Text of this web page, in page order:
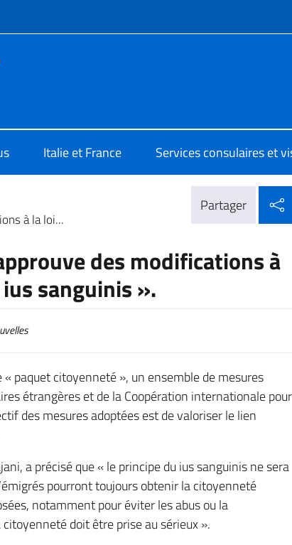
menu
Italie et France Services consulaires et
à la loi...
Partager
des modifications à
sanguinis ».
paquet citoyenneté », un ensemble de mesures
étrangères et de la Coopération internationale pour
des mesures adoptées est de valoriser le lien
a précisé que « le principe du ius sanguinis ne sera
pourront toujours obtenir la citoyenneté
notamment pour éviter les abus ou la
doit être prise au sérieux ».